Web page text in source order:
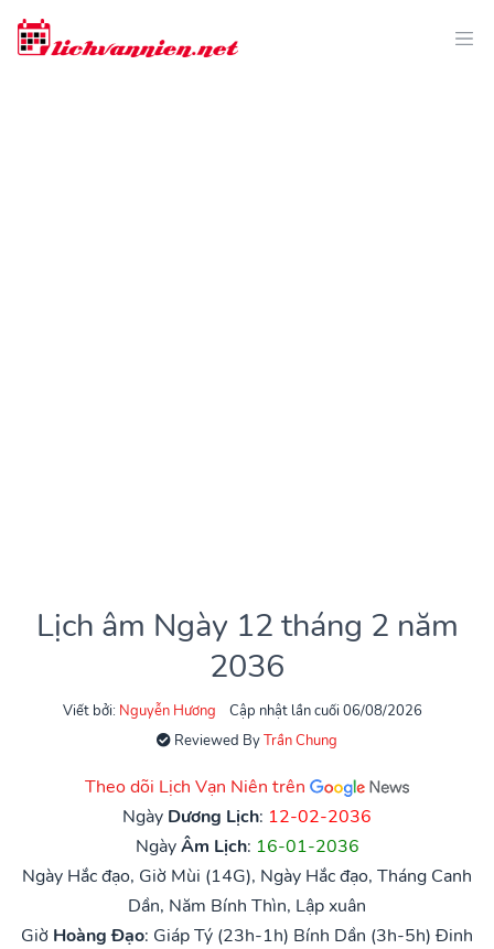
Lịch âm Ngày 12 tháng 2 năm
2036
Viết bởi: Nguyễn Hương
Cập nhật lần cuối 06/08/2026
Reviewed ByTrần Chung
Theo dõi Lịch Vạn Niên trên
Ngày Dương Lịch: 12-02-2036
NgàyÂm Lịch: 16-01-2036
Ngày Hắc đạo, Giờ Mùi (14G), Ngày Hắc đạo, Tháng Canh
Dần, Năm Bính Thìn, Lập xuân
Giờ Hoàng Đạo: Giáp Tý (23h-1h) Bính Dần (3h-5h) Đinh